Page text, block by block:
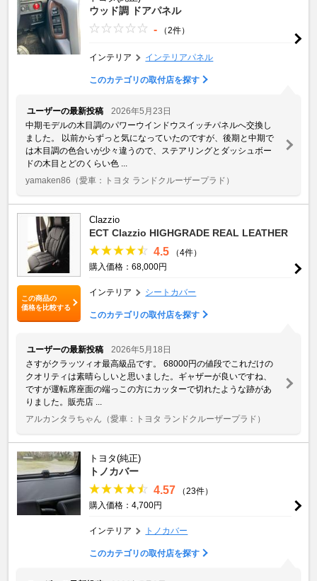
ウッド調 ドアパネル
- （2件）
インテリア インテリアパネル
このカテゴリの取付店を探す
ユーザーの最新投稿
2026年5月23日
中期モデルの木目調のパワーウインドウスイッチパネルへ交換し
ました。 以前からずっと気になっていたのですが、後期と中期で
は木目調の色合いが少々違うので、ステアリングとダッシュボー
ドの木目とどのくらい色 ...
yamaken86 （愛車：トヨタ ランドクルーザープラド）
この商品の
価格を比較する
Clazzio
ECT Clazzio HIGHGRADE REAL LEATHER
4.5
（4件）
購入価格：68,000円
インテリア シートカバー
このカテゴリの取付店を探す
ユーザーの最新投稿
2026年5月18日
さすがクラッツィオ最高級品です。 68000円の値段でこれだけの
クオリティは素晴らしいと思いました。ギャザーが良いですね、
ですが運転席座面の端っこの方にカッターで切れたような跡があ
りました。販売店 ...
アルカンタラちゃん （愛車：トヨタ ランドクルーザープラド）
トヨタ(純正)
トノカバー
4.57
（23件）
購入価格：4,700円
インテリア トノカバー
このカテゴリの取付店を探す